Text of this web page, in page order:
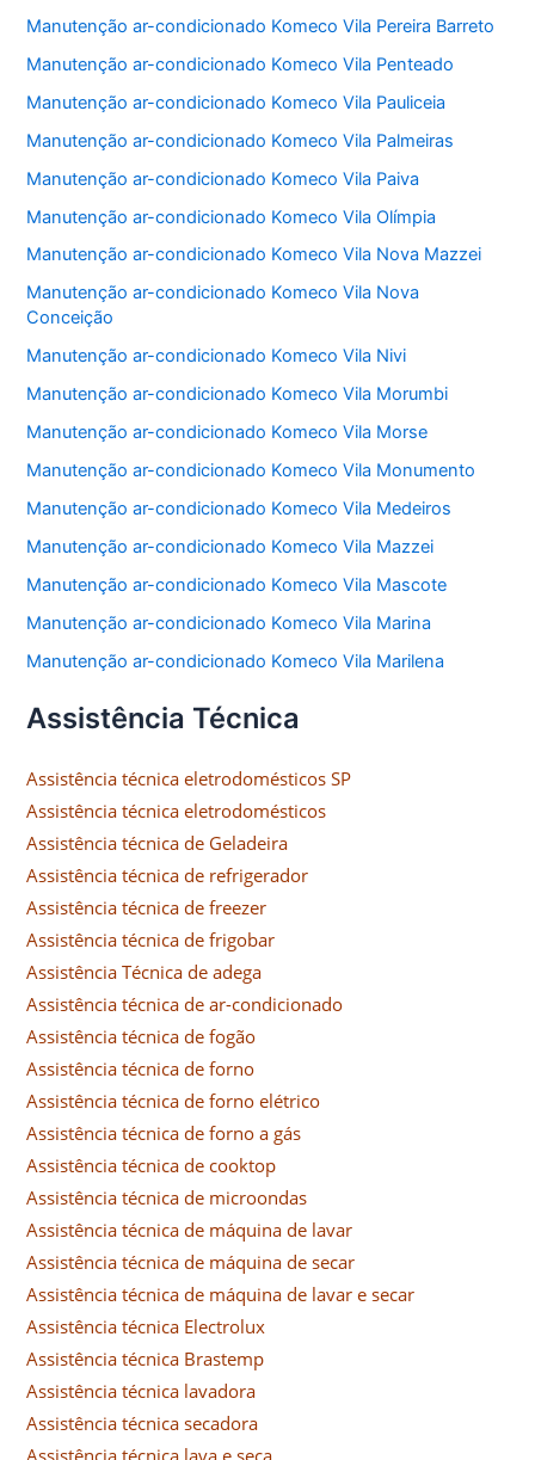
Manutenção ar-condicionado Komeco Vila Pereira Barreto
Manutenção ar-condicionado Komeco Vila Penteado
Manutenção ar-condicionado Komeco Vila Pauliceia
Manutenção ar-condicionado Komeco Vila Palmeiras
Manutenção ar-condicionado Komeco Vila Paiva
Manutenção ar-condicionado Komeco Vila Olímpia
Manutenção ar-condicionado Komeco Vila Nova Mazzei
Manutenção ar-condicionado Komeco Vila Nova
Conceição
Manutenção ar-condicionado Komeco Vila Nivi
Manutenção ar-condicionado Komeco Vila Morumbi
Manutenção ar-condicionado Komeco Vila Morse
Manutenção ar-condicionado Komeco Vila Monumento
Manutenção ar-condicionado Komeco Vila Medeiros
Manutenção ar-condicionado Komeco Vila Mazzei
Manutenção ar-condicionado Komeco Vila Mascote
Manutenção ar-condicionado Komeco Vila Marina
Manutenção ar-condicionado Komeco Vila Marilena
Assistência Técnica
Assistência técnica eletrodomésticos SP
Assistência técnica eletrodomésticos
Assistência técnica de Geladeira
Assistência técnica de refrigerador
Assistência técnica de freezer
Assistência técnica de frigobar
Assistência Técnica de adega
Assistência técnica de ar-condicionado
Assistência técnica de fogão
Assistência técnica de forno
Assistência técnica de forno elétrico
Assistência técnica de forno a gás
Assistência técnica de cooktop
Assistência técnica de microondas
Assistência técnica de máquina de lavar
Assistência técnica de máquina de secar
Assistência técnica de máquina de lavar e secar
Assistência técnica Electrolux
Assistência técnica Brastemp
Assistência técnica lavadora
Assistência técnica secadora